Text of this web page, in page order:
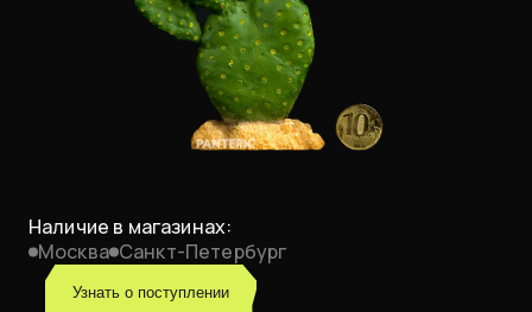
Наличие в магазинах:
Москва Санкт-Петербург
Узнать о поступлении